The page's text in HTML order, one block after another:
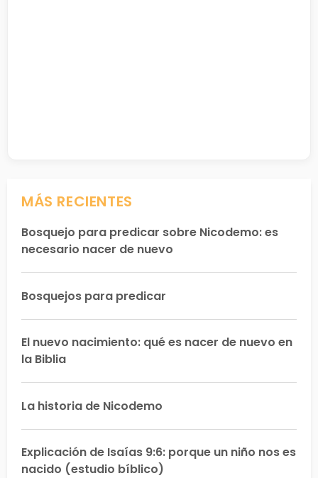
MÁS RECIENTES
Bosquejo para predicar sobre Nicodemo: es
necesario nacer de nuevo
Bosquejos para predicar
El nuevo nacimiento: qué es nacer de nuevo en
la Biblia
La historia de Nicodemo
Explicación de Isaías 9:6: porque un niño nos es
nacido (estudio bíblico)